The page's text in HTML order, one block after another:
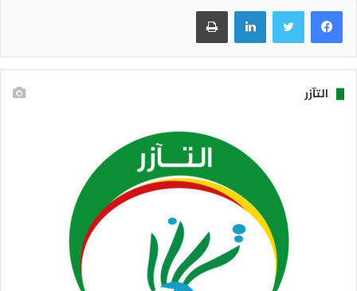
فيسبوك تويتر لينكدإن طباعة
التآزر